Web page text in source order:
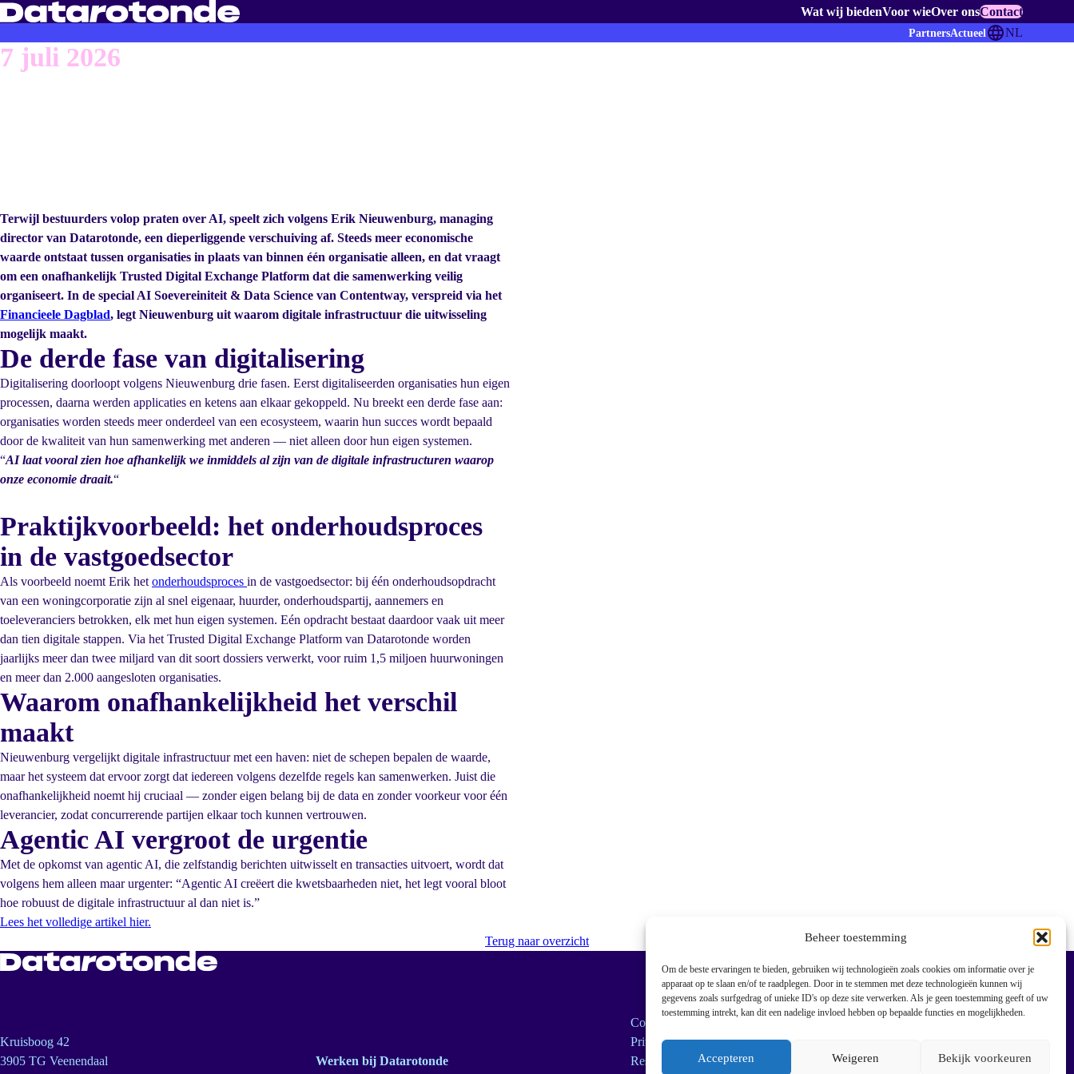
Beheer toestemming
Om de beste ervaringen te bieden, gebruiken wij technologieën zoals cookies om informatie over je
apparaat op te slaan en/of te raadplegen. Door in te stemmen met deze technologieën kunnen wij
gegevens zoals surfgedrag of unieke ID's op deze site verwerken. Als je geen toestemming geeft of uw
toestemming intrekt, kan dit een nadelige invloed hebben op bepaalde functies en mogelijkheden.
Accepteren Weigeren Bekijk voorkeuren
Wat wij biedenVoor wieOver onsContact
PartnersActueel NL
7 juli 2026
Terwijl bestuurders volop praten over AI, speelt zich volgens Erik Nieuwenburg, managing
director van Datarotonde, een dieperliggende verschuiving af. Steeds meer economische
waarde ontstaat tussen organisaties in plaats van binnen één organisatie alleen, en dat vraagt
om een onafhankelijk Trusted Digital Exchange Platform dat die samenwerking veilig
organiseert. In de special AI Soevereiniteit & Data Science van Contentway, verspreid via het
Financieele Dagblad, legt Nieuwenburg uit waarom digitale infrastructuur die uitwisseling
mogelijk maakt.
De derde fase van digitalisering
Digitalisering doorloopt volgens Nieuwenburg drie fasen. Eerst digitaliseerden organisaties hun eigen
processen, daarna werden applicaties en ketens aan elkaar gekoppeld. Nu breekt een derde fase aan:
organisaties worden steeds meer onderdeel van een ecosysteem, waarin hun succes wordt bepaald
door de kwaliteit van hun samenwerking met anderen — niet alleen door hun eigen systemen.
“AI laat vooral zien hoe afhankelijk we inmiddels al zijn van de digitale infrastructuren waarop
onze economie draait.“
Praktijkvoorbeeld: het onderhoudsproces
in de vastgoedsector
Als voorbeeld noemt Erik het onderhoudsproces in de vastgoedsector: bij één onderhoudsopdracht
van een woningcorporatie zijn al snel eigenaar, huurder, onderhoudspartij, aannemers en
toeleveranciers betrokken, elk met hun eigen systemen. Eén opdracht bestaat daardoor vaak uit meer
dan tien digitale stappen. Via het Trusted Digital Exchange Platform van Datarotonde worden
jaarlijks meer dan twee miljard van dit soort dossiers verwerkt, voor ruim 1,5 miljoen huurwoningen
en meer dan 2.000 aangesloten organisaties.
Waarom onafhankelijkheid het verschil
maakt
Nieuwenburg vergelijkt digitale infrastructuur met een haven: niet de schepen bepalen de waarde,
maar het systeem dat ervoor zorgt dat iedereen volgens dezelfde regels kan samenwerken. Juist die
onafhankelijkheid noemt hij cruciaal — zonder eigen belang bij de data en zonder voorkeur voor één
leverancier, zodat concurrerende partijen elkaar toch kunnen vertrouwen.
Agentic AI vergroot de urgentie
Met de opkomst van agentic AI, die zelfstandig berichten uitwisselt en transacties uitvoert, wordt dat
volgens hem alleen maar urgenter: “Agentic AI creëert die kwetsbaarheden niet, het legt vooral bloot
hoe robuust de digitale infrastructuur al dan niet is.”
Lees het volledige artikel hier.
Terug naar overzicht
Kruisboog 42
3905 TG Veenendaal
Werken bij Datarotonde
Cookie Policy
Privacyverklaring
Responsible Disclosure